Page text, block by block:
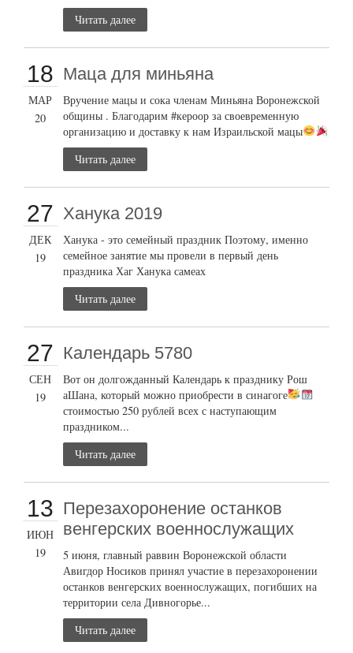
Читать далее
18
МАР
20
Маца для миньяна
Вручение мацы и сока членам Миньяна Воронежской
общины . Благодарим #кероор за своевременную
организацию и доставку к нам Израильской мацы
Читать далее
27
ДЕК
19
Ханука 2019
Ханука - это семейный праздник Поэтому, именно
семейное занятие мы провели в первый день
праздника Хаг Ханука самеах
Читать далее
27
СЕН
19
Календарь 5780
Вот он долгожданный Календарь к празднику Рош
аШана, который можно приобрести в синагоге
стоимостью 250 рублей всех с наступающим
праздником...
Читать далее
13
ИЮН
19
Перезахоронение останков
венгерских военнослужащих
5 июня, главный раввин Воронежской области
Авигдор Носиков принял участие в перезахоронении
останков венгерских военнослужащих, погибших на
территории села Дивногорье...
Читать далее